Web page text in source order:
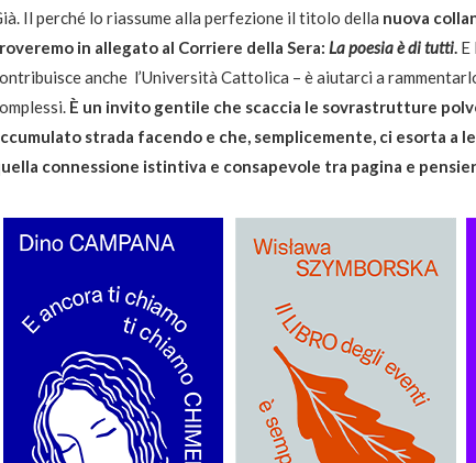
Il perché lo riassume alla perfezione il titolo della nuova
in allegato al Corriere della Sera: La poesia è di tutti.E
anche l’Università Cattolica – è aiutarci a
È un invito gentile che scaccia le sovrastrutture
strada facendo e che, semplicemente, ci esorta a
connessione istintiva e consapevole tra pagina e